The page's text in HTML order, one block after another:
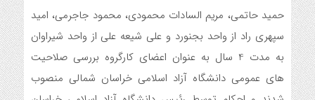
حمید حاتمی، مریم السادات محمودی، محمود جاجرمی، امید
سپهری راد از واحد بجنورد و علی شیعه علی از واحد شیراوان
به مدت 4 سال به عنوان اعضای کارگروه بررسی صلاحیت
های عمومی دانشگاه آزاد اسلامی خراسان شمالی منصوب